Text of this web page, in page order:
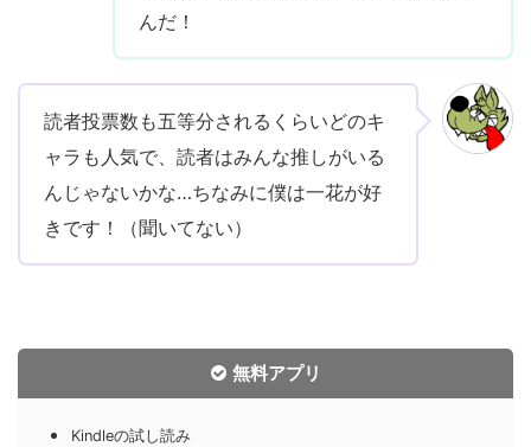
んだ！
読者投票数も五等分されるくらいどのキ
ャラも人気で、読者はみんな推しがいる
んじゃないかな…ちなみに僕は一花が好
きです！（聞いてない）
無料アプリ
Kindleの試し読み